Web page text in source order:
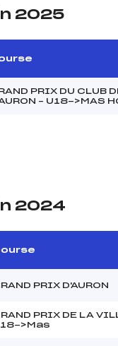
2025
PRIX DU CLUB
– U18->MAS
2024
PRIX D'AURON
PRIX DE LA
>Mas